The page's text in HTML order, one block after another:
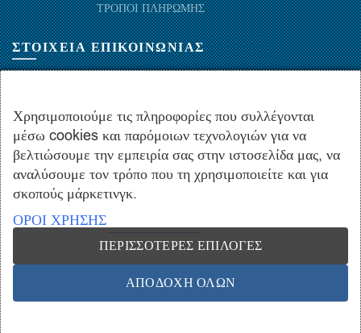
ΤΡΟΠΟΙ ΠΛΗΡΩΜΗΣ
ΣΤΟΙΧΕΙΑ ΕΠΙΚΟΙΝΩΝΙΑΣ
+30.210-5143367,+30.210-5154659,+30.210-5147842
+30.210-5133976
info@hydropac.gr
Δευτ. εως Παρ.: 08:00 - 16:00
Vrisko.gr
Χρησιμοποιούμε τις πληροφορίες που συλλέγονται
μέσω cookies και παρόμοιων τεχνολογιών για να
βελτιώσουμε την εμπειρία σας στην ιστοσελίδα μας, να
αναλύσουμε τον τρόπο που τη χρησιμοποιείτε και για
σκοπούς μάρκετινγκ.
ΟΡΟΙ ΧΡΗΣΗΣ
ΠΕΡΙΣΣΌΤΕΡΕΣ ΕΠΙΛΟΓΈΣ
ΑΠΟΔΟΧΉ ΌΛΩΝ